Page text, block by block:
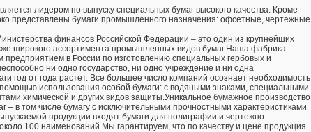
лидером по выпуску специальных бумаг высокого качества. Кроме
представлены бумаги промышленного назначения: офсетные, чертежные
финансов Российской Федерации – это один из крупнейших
широкого ассортимента промышленных видов бумаг.Наша фабрика
в России по изготовлению специальных гербовых и
ни одно государство, ни одно учреждение и ни одна
год от года растет. Все большее число компаний осознает необходимость
использования особой бумаги: с водяными знаками, специальными
химической и других видов защиты.Уникальное бумажное производство
– в том числе бумагу с исключительными прочностными характеристиками
продукции входят бумаги для полиграфии и чертежно-
100 наименований.Мы гарантируем, что по качеству и цене продукция